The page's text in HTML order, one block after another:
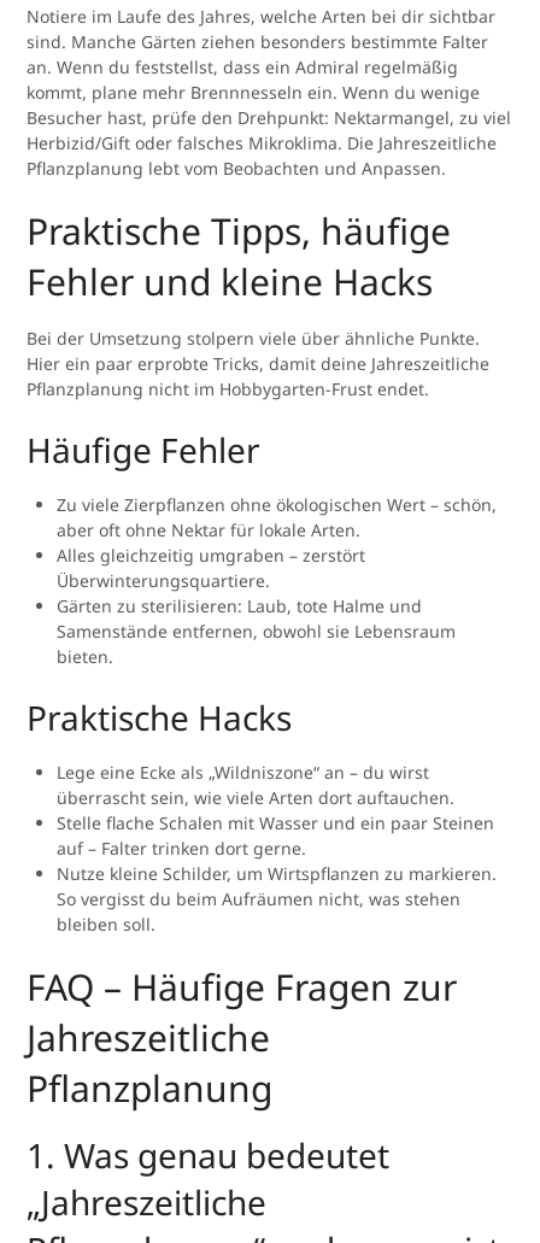
Notiere im Laufe des Jahres, welche Arten bei dir sichtbar
sind. Manche Gärten ziehen besonders bestimmte Falter
an. Wenn du feststellst, dass ein Admiral regelmäßig
kommt, plane mehr Brennnesseln ein. Wenn du wenige
Besucher hast, prüfe den Drehpunkt: Nektarmangel, zu viel
Herbizid/Gift oder falsches Mikroklima. Die Jahreszeitliche
Pflanzplanung lebt vom Beobachten und Anpassen.
Praktische Tipps, häufige
Fehler und kleine Hacks
Bei der Umsetzung stolpern viele über ähnliche Punkte.
Hier ein paar erprobte Tricks, damit deine Jahreszeitliche
Pflanzplanung nicht im Hobbygarten-Frust endet.
Häufige Fehler
Zu viele Zierpflanzen ohne ökologischen Wert – schön,
aber oft ohne Nektar für lokale Arten.
Alles gleichzeitig umgraben – zerstört
Überwinterungsquartiere.
Gärten zu sterilisieren: Laub, tote Halme und
Samenstände entfernen, obwohl sie Lebensraum
bieten.
Praktische Hacks
Lege eine Ecke als „Wildniszone“ an – du wirst
überrascht sein, wie viele Arten dort auftauchen.
Stelle flache Schalen mit Wasser und ein paar Steinen
auf – Falter trinken dort gerne.
Nutze kleine Schilder, um Wirtspflanzen zu markieren.
So vergisst du beim Aufräumen nicht, was stehen
bleiben soll.
FAQ – Häufige Fragen zur
Jahreszeitliche
Pflanzplanung
1. Was genau bedeutet
„Jahreszeitliche